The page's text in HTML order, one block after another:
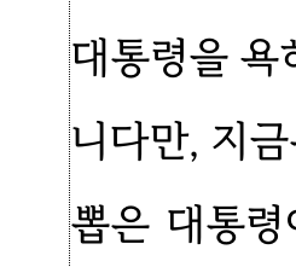
대통령을
니다만, 지
뽑은 대통